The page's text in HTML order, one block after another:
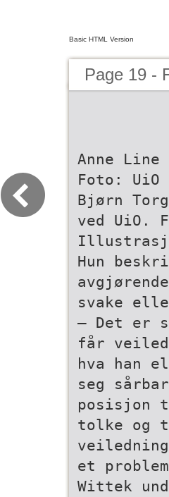
Basic HTML Version
Page 19 -
Anne
Foto: UiO
Bjørn
ved UiO.
Hun
svake
– Det er
får
hva han
seg
tolke og
et
Wittek